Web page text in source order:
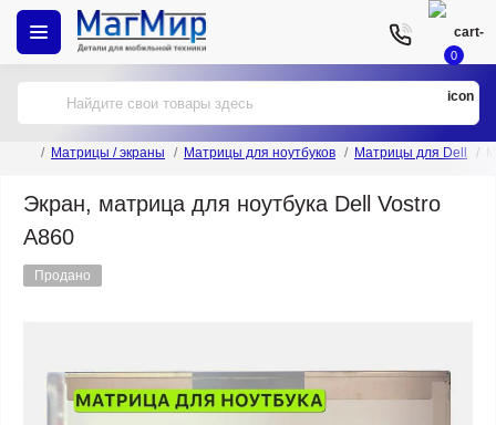
0
Матрицы / экраны Матрицы для ноутбуков Матрицы для Dell
Экран, матрица для ноутбука Dell Vostro
A860
Продано